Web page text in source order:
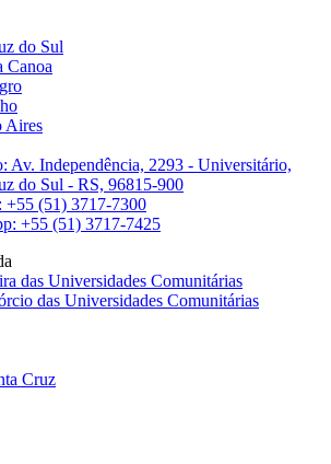
do Sul
Canoa
Aires
Av. Independência, 2293 - Universitário,
do Sul - RS, 96815-900
+55 (51) 3717-7300
+55 (51) 3717-7425